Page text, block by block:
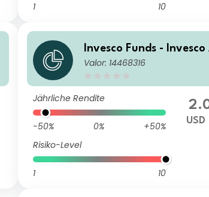
1 10
Invesco Funds - Invesco
Opportunities Equity
Valor: 14468316
Jährliche Rendite
-50% 0%
+50%
Risiko-Level
1 10
USD